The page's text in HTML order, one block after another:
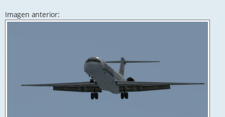
Imagen anterior: